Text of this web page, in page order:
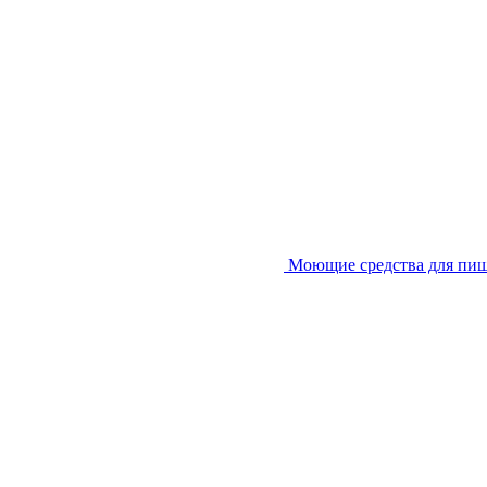
Моющие средства для